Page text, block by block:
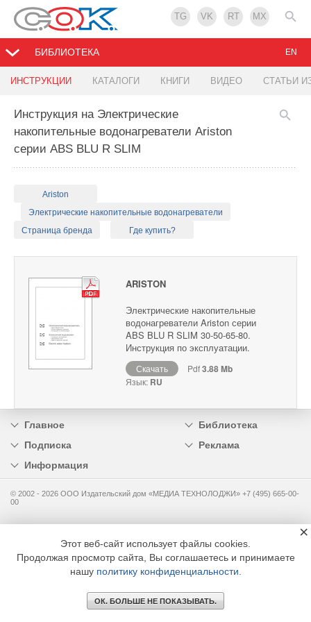
TG VK RT MX
БИБЛИОТЕКА
ИНСТРУКЦИИ КАТАЛОГИ КНИГИ ВИДЕО СТАТЬИ
EN
Инструкция на Электрические
накопительные водонагреватели Ariston
серии ABS BLU R SLIM
Ariston
Электрические накопительные водонагреватели
Страница бренда
Где купить?
ARISTON
Электрические накопительные
водонагреватели Ariston серии
ABS BLU R SLIM 30-50-65-80.
Инструкция по эксплуатации.
Скачать Pdf3.88 Mb
Язык: RU
Главное
Библиотека
Подписка
Реклама
Информация
© 2002 - 2026 OOO Издательский дом «МЕДИА ТЕХНОЛОДЖИ» +7 (495) 665-00-
00
Этот веб-сайт использует файлы cookies.
Продолжая просмотр сайта, Вы соглашаетесь и принимаете
нашу политику конфиденциальности
ОК. БОЛЬШЕ НЕ ПОКАЗЫВАТЬ.
×